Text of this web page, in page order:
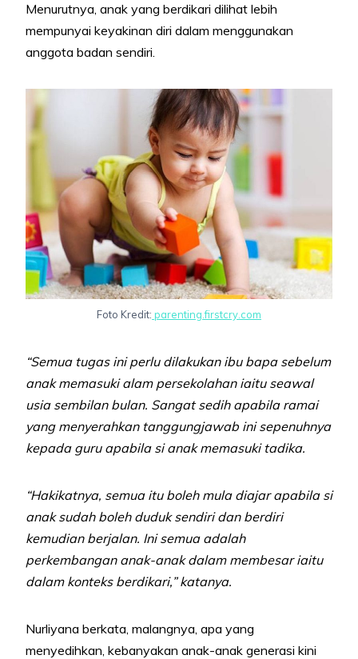
Menurutnya, anak yang berdikari dilihat lebih
mempunyai keyakinan diri dalam menggunakan
anggota badan sendiri.
Foto Kredit: parenting.firstcry.com
“Semua tugas ini perlu dilakukan ibu bapa sebelum
anak memasuki alam persekolahan iaitu seawal
usia sembilan bulan. Sangat sedih apabila ramai
yang menyerahkan tanggungjawab ini sepenuhnya
kepada guru apabila si anak memasuki tadika.
“Hakikatnya, semua itu boleh mula diajar apabila si
anak sudah boleh duduk sendiri dan berdiri
kemudian berjalan. Ini semua adalah
perkembangan anak-anak dalam membesar iaitu
dalam konteks berdikari,” katanya.
Nurliyana berkata, malangnya, apa yang
menyedihkan, kebanyakan anak-anak generasi kini